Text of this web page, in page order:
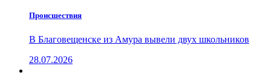
Проиcшествия
В Благовещенске из Амура вывели двух школьников
28.07.2026